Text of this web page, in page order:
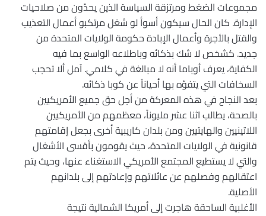
مجموعات الضغط ومرتزقة السياسة الذين يحدّون من صلاحيات
الإدارة. كان الحال سيكون أسوأ لو شغل مرتكبو أعمال التعذيب
والقتل بالأجرة وأعمال الإبادة حكومة الولايات المتحدة من
جديد. كشخص لا شك بذكائه وباطلاعه الواسع بما فيه
الكفاية، يعرف أوباما أنه لا مبالغة في كلامي. آمل ألا تحجب
السخافات التي يتفوّه بها أحياناً عن كوبا ذكائه.
بعد النجاح في هذه المعركة من أجل حق جميع الأمريكيين
بالصحة، يطالب اثنا عشر مليوناً، معظمهم من الأمريكيين
اللاتينيين والهايتيين ومن بلدان كاريبية أخرى بجعل إقامتهم
قانونية في الولايات المتحدة، حيث يقومون بأقسى الأشغال
والتي لا يستطيع المجتمع الأمريكي الاستغناء عنها، وحيث يتم
اعتقالهم وفصلهم عن عائلاتهم وإعادتهم إلى بلدانهم
الأصلية.
الأغلبية الساحقة هاجرت إلى أمريكا الشمالية نتيجة